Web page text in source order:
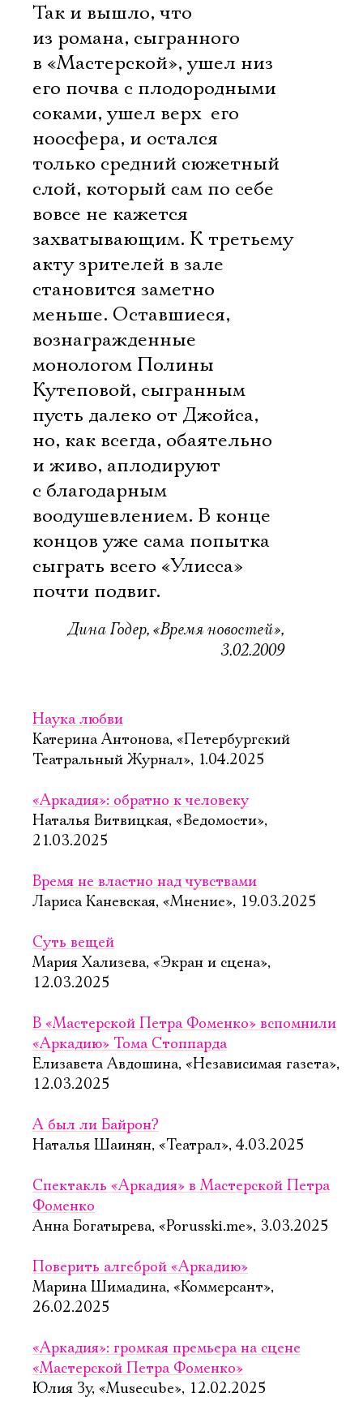
Так и вышло, что
из романа, сыгранного
в «Мастерской», ушел низ 
его почва с плодородными
соками, ушел верх  его
ноосфера, и остался
только средний сюжетный
слой, который сам по себе
вовсе не кажется
захватывающим. К третьему
акту зрителей в зале
становится заметно
меньше. Оставшиеся,
вознагражденные
монологом Полины
Кутеповой, сыгранным
пусть далеко от Джойса,
но, как всегда, обаятельно
и живо, аплодируют
с благодарным
воодушевлением. В конце
концов уже сама попытка
сыграть всего «Улисса» 
почти подвиг.
Дина Годер, «Время новостей»,
3.02.2009
Наука любви
Катерина Антонова, «Петербургский
Театральный Журнал», 1.04.2025
«Аркадия»: обратно к человеку
Наталья Витвицкая, «Ведомости»,
21.03.2025
Время не властно над чувствами
Лариса Каневская, «Мнение», 19.03.2025
Суть вещей
Мария Хализева, «Экран и сцена»,
12.03.2025
В «Мастерской Петра Фоменко» вспомнили
«Аркадию» Тома Стоппарда
Елизавета Авдошина, «Независимая газета»,
12.03.2025
А был ли Байрон?
Наталья Шаинян, «Театрал», 4.03.2025
Спектакль «Аркадия» в Мастерской Петра
Фоменко
Анна Богатырева, «Porusski.me», 3.03.2025
Поверить алгеброй «Аркадию»
Марина Шимадина, «Коммерсант»,
26.02.2025
«Аркадия»: громкая премьера на сцене
«Мастерской Петра Фоменко»
Юлия Зу, «Musecube», 12.02.2025